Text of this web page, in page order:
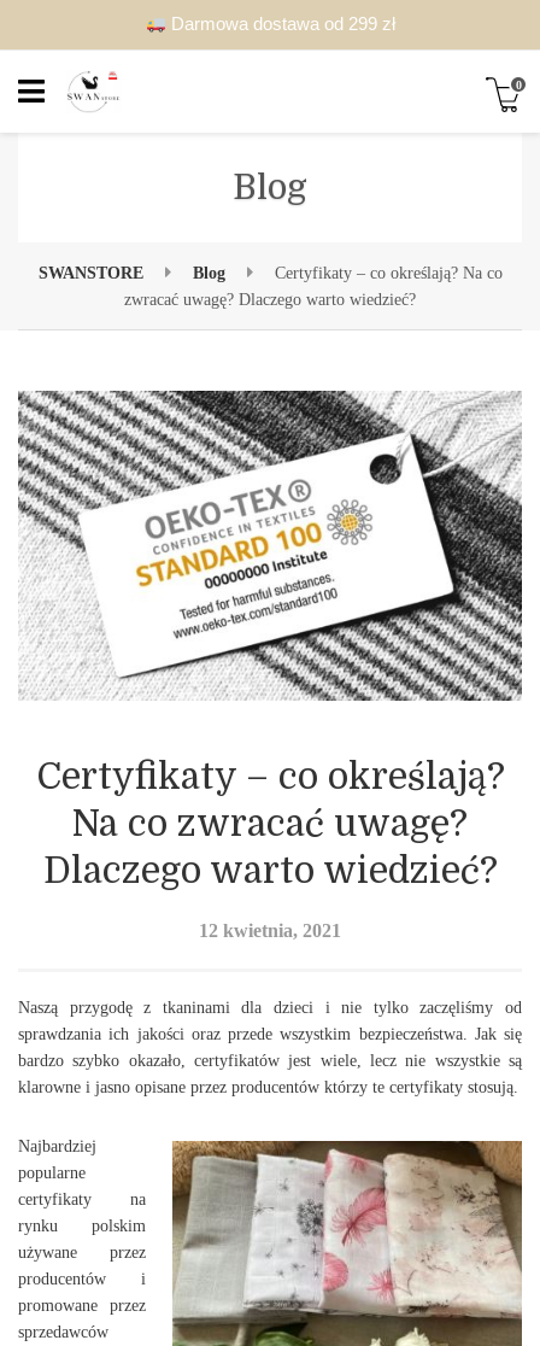
Darmowa dostawa od 299 zł
0
Blog
SWANSTORE Blog
Certyfikaty – co określają? Na co
zwracać uwagę? Dlaczego warto wiedzieć?
Certyfikaty – co określają?
Na co zwracać uwagę?
Dlaczego warto wiedzieć?
12 kwietnia, 2021
Naszą przygodę z tkaninami dla dzieci i nie tylko zaczęliśmy od
sprawdzania ich jakości oraz przede wszystkim bezpieczeństwa. Jak się
bardzo szybko okazało, certyfikatów jest wiele, lecz nie wszystkie są
klarowne i jasno opisane przez producentów którzy te certyfikaty stosują.
Najbardziej
popularne
certyfikaty na
rynku polskim
używane przez
producentów i
promowane przez
sprzedawców